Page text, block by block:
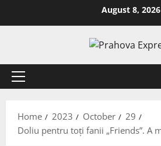
August 8, 2026
Home 2023 October
29
Doliu pentru toți fanii „Friends”. A